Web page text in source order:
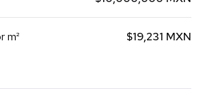
m² $19,231 MXN